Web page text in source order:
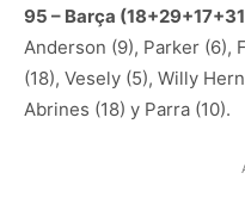
95 – Barça
Anderson (9), Parker (6),
(18), Vesely (5), Willy
Abrines (18) y Parra (10).